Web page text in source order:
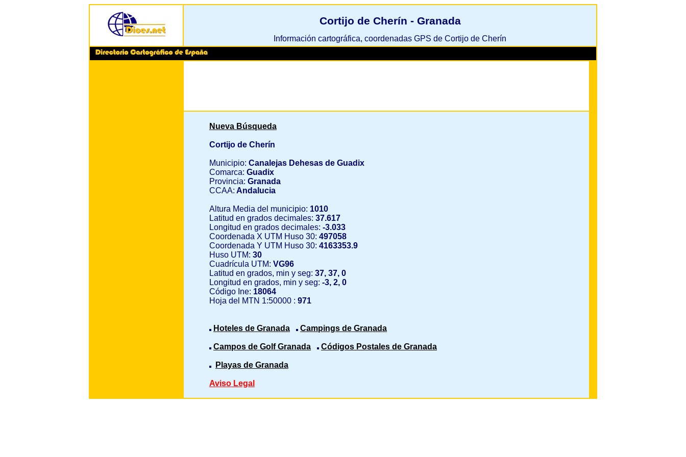
Cortijo de Cherín - Granada
Información cartográfica, coordenadas GPS de Cortijo de Cherín
Nueva Búsqueda
Cortijo de Cherín
Municipio: Canalejas Dehesas de Guadix
Comarca: Guadix
Provincia: Granada
CCAA: Andalucia
Altura Media del municipio: 1010
Latitud en grados decimales: 37.617
Longitud en grados decimales: -3.033
Coordenada X UTM Huso 30: 497058
Coordenada Y UTM Huso 30: 4163353.9
Huso UTM: 30
Cuadrícula UTM: VG96
Latitud en grados, min y seg: 37, 37, 0
Longitud en grados, min y seg: -3, 2, 0
Código Ine: 18064
Hoja del MTN 1:50000 : 971
Hoteles de Granada Campings de Granada
Campos de Golf Granada Códigos Postales de Granada
Playas de Granada
Aviso Legal